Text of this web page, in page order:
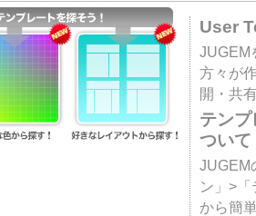
User
JUGEM
方々が
開・共
テン
ついて
JUGEM
ン」>
から簡